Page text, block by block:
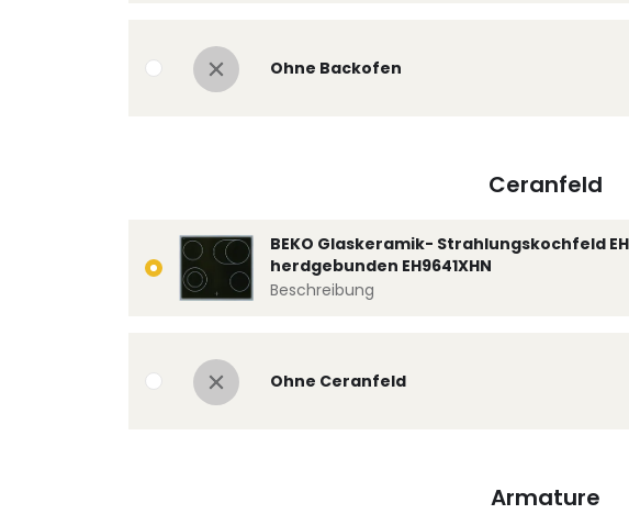
Ohne Backofen
Ceranfeld
BEKO Glaskeramik- Strahlungskochfeld EH
herdgebunden EH9641XHN
Beschreibung
Ohne Ceranfeld
Armature